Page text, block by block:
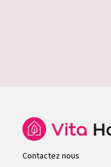
Contactez nous